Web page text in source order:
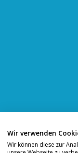
Wir verwenden
Wir können diese zur